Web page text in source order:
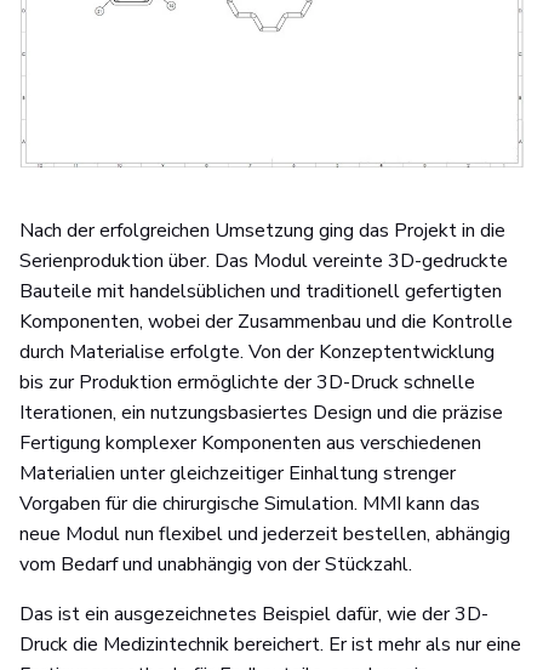
Nach der erfolgreichen Umsetzung ging das Projekt in die
Serienproduktion über. Das Modul vereinte 3D-gedruckte
Bauteile mit handelsüblichen und traditionell gefertigten
Komponenten, wobei der Zusammenbau und die Kontrolle
durch Materialise erfolgte. Von der Konzeptentwicklung
bis zur Produktion ermöglichte der 3D-Druck schnelle
Iterationen, ein nutzungsbasiertes Design und die präzise
Fertigung komplexer Komponenten aus verschiedenen
Materialien unter gleichzeitiger Einhaltung strenger
Vorgaben für die chirurgische Simulation. MMI kann das
neue Modul nun flexibel und jederzeit bestellen, abhängig
vom Bedarf und unabhängig von der Stückzahl.
Das ist ein ausgezeichnetes Beispiel dafür, wie der 3D-
Druck die Medizintechnik bereichert. Er ist mehr als nur eine